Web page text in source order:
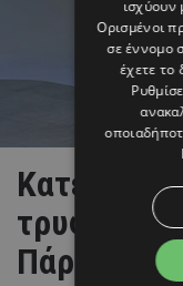
Κατερίνα
τρυφερό
Πάρο και
ισχύουν
Ορισμένοι
σε έννομο
έχετε το